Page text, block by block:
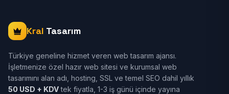
Kral Tasarım
Türkiye geneline hizmet veren web tasarım ajansı.
İşletmenize özel hazır web sitesi ve kurumsal web
tasarımını alan adı, hosting, SSL ve temel SEO dahil yıllık
50 USD + KDVtek fiyatla, 1-3 iş günü içinde yayına